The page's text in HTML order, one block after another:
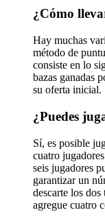
¿Cómo
Hay muchas
método de
consiste en lo
bazas ganadas
su oferta inicial.
¿Puedes
Sí, es posible
cuatro
seis jugadores
garantizar un
descarte los
agregue cuatro